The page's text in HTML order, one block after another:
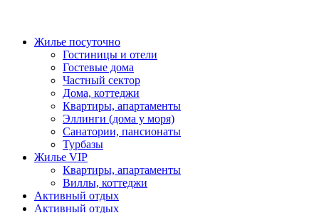
Жилье посуточно
Гостиницы и отели
Гостевые дома
Частный сектор
Дома, коттеджи
Квартиры, апартаменты
Эллинги (дома у моря)
Санатории, пансионаты
Турбазы
Жилье VIP
Квартиры, апартаменты
Виллы, коттеджи
Активный отдых
Активный отдых